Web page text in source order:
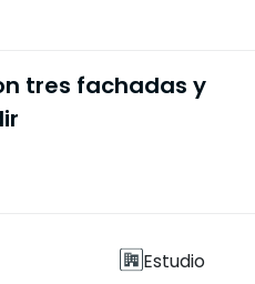
tres fachadas y
Estudio